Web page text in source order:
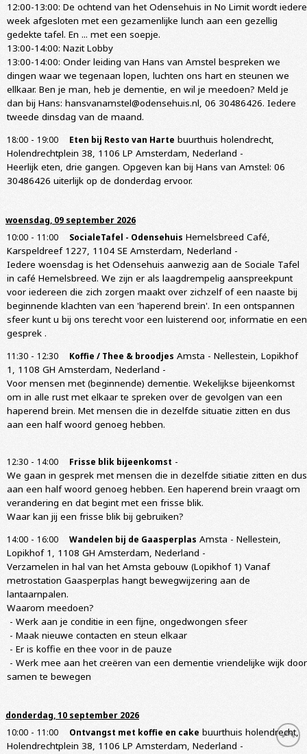
12:00-13:00: De ochtend van het Odensehuis in No Limit wordt iedere
week afgesloten met een gezamenlijke lunch aan een gezellig
gedekte tafel. En ... met een soepje.
13:00-14:00: Nazit Lobby
13:00-14:00: Onder leiding van Hans van Amstel bespreken we
dingen waar we tegenaan lopen, luchten ons hart en steunen we
ellkaar. Ben je man, heb je dementie, en wil je meedoen? Meld je
dan bij Hans: hansvanamstel@odensehuis.nl, 06 30486426. Iedere
tweede dinsdag van de maand.
18:00 - 19:00 Eten bij Resto van Harte buurthuis holendrecht,
Holendrechtplein 38, 1106 LP Amsterdam, Nederland -
Heerlijk eten, drie gangen. Opgeven kan bij Hans van Amstel: 06
30486426 uiterlijk op de donderdag ervoor.
woensdag, 09 september 2026
10:00 - 11:00 SocialeTafel - Odensehuis Hemelsbreed Café,
Karspeldreef 1227, 1104 SE Amsterdam, Nederland -
Iedere woensdag is het Odensehuis aanwezig aan de Sociale Tafel
in café Hemelsbreed. We zijn er als laagdrempelig aanspreekpunt
voor iedereen die zich zorgen maakt over zichzelf of een naaste bij
beginnende klachten van een 'haperend brein'. In een ontspannen
sfeer kunt u bij ons terecht voor een luisterend oor, informatie en een
gesprek .
11:30 - 12:30 Koffie / Thee & broodjes Amsta - Nellestein, Lopikhof
1, 1108 GH Amsterdam, Nederland -
Voor mensen met (beginnende) dementie. Wekelijkse bijeenkomst
om in alle rust met elkaar te spreken over de gevolgen van een
haperend brein. Met mensen die in dezelfde situatie zitten en dus
aan een half woord genoeg hebben.
12:30 - 14:00 Frisse blik bijeenkomst -
We gaan in gesprek met mensen die in dezelfde sitiatie zitten en dus
aan een half woord genoeg hebben. Een haperend brein vraagt om
verandering en dat begint met een frisse blik.
Waar kan jij een frisse blik bij gebruiken?
14:00 - 16:00 Wandelen bij de Gaasperplas Amsta - Nellestein,
Lopikhof 1, 1108 GH Amsterdam, Nederland -
Verzamelen in hal van het Amsta gebouw (Lopikhof 1) Vanaf
metrostation Gaasperplas hangt bewegwijzering aan de
lantaarnpalen.
Waarom meedoen?
- Werk aan je conditie in een fijne, ongedwongen sfeer
- Maak nieuwe contacten en steun elkaar
- Er is koffie en thee voor in de pauze
- Werk mee aan het creëren van een dementie vriendelijke wijk door
samen te bewegen
donderdag, 10 september 2026
10:00 - 11:00 Ontvangst met koffie en cake buurthuis holendrecht,
Holendrechtplein 38, 1106 LP Amsterdam, Nederland -